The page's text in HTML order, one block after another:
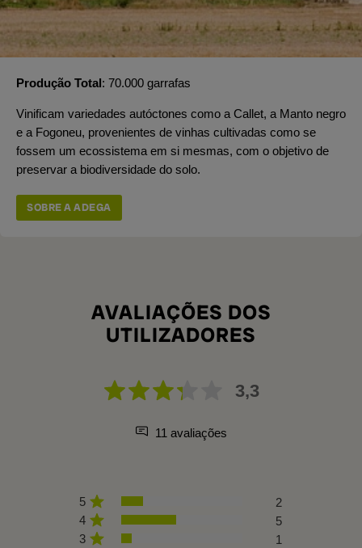
Produção Total 70.000 garrafas
Vinificam variedades autóctones como a Callet, a Manto negro
e a Fogoneu, provenientes de vinhas cultivadas como se
fossem um ecossistema em si mesmas, com o objetivo de
preservar a biodiversidade do solo.
SOBRE A ADEGA
AVALIAÇÕES DOS
UTILIZADORES
3,3
11 avaliações
5
2
4
5
3
1